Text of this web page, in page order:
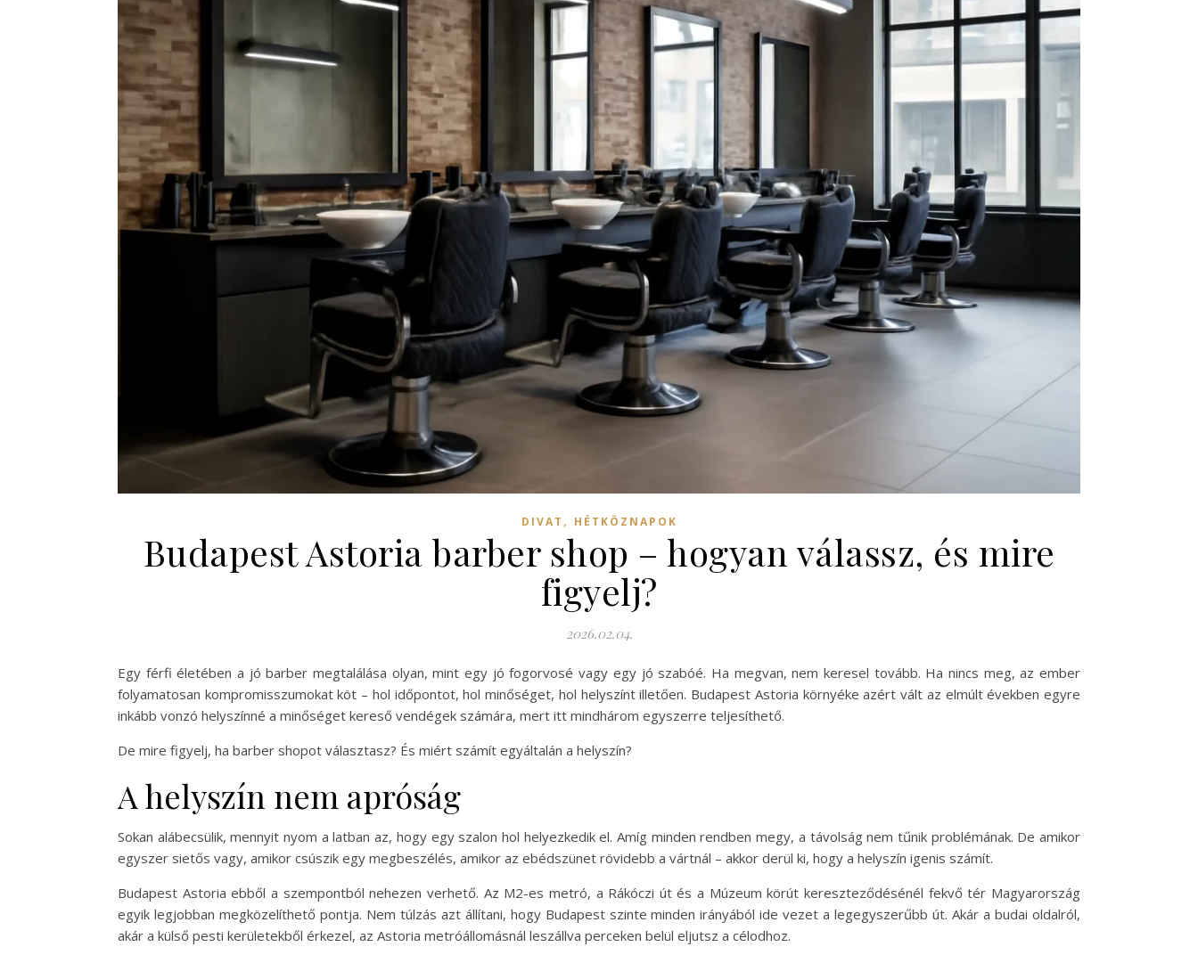
DIVAT , HÉTKÖZNAPOK
Budapest Astoria barber shop – hogyan válassz, és mire
figyelj?
2026.02.04.
Egy férfi életében a jó barber megtalálása olyan, mint egy jó fogorvosé vagy egy jó szabóé. Ha megvan, nem keresel tovább. Ha nincs meg, az ember
folyamatosan kompromisszumokat köt – hol időpontot, hol minőséget, hol helyszínt illetően. Budapest Astoria környéke azért vált az elmúlt években egyre
inkább vonzó helyszínné a minőséget kereső vendégek számára, mert itt mindhárom egyszerre teljesíthető.
De mire figyelj, ha barber shopot választasz? És miért számít egyáltalán a helyszín?
A helyszín nem apróság
Sokan alábecsülik, mennyit nyom a latban az, hogy egy szalon hol helyezkedik el. Amíg minden rendben megy, a távolság nem tűnik problémának. De amikor
egyszer sietős vagy, amikor csúszik egy megbeszélés, amikor az ebédszünet rövidebb a vártnál – akkor derül ki, hogy a helyszín igenis számít.
Budapest Astoria ebből a szempontból nehezen verhető. Az M2-es metró, a Rákóczi út és a Múzeum körút kereszteződésénél fekvő tér Magyarország
egyik legjobban megközelíthető pontja. Nem túlzás azt állítani, hogy Budapest szinte minden irányából ide vezet a legegyszerűbb út. Akár a budai oldalról,
akár a külső pesti kerületekből érkezel, az Astoria metróállomásnál leszállva perceken belül eljutsz a célodhoz.